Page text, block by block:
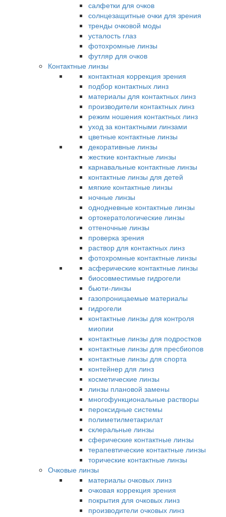
салфетки для очков
солнцезащитные очки для зрения
тренды очковой моды
усталость глаз
фотохромные линзы
футляр для очков
Контактные линзы
контактная коррекция зрения
подбор контактных линз
материалы для контактных линз
производители контактных линз
режим ношения контактных линз
уход за контактными линзами
цветные контактные линзы
декоративные линзы
жесткие контактные линзы
карнавальные контактные линзы
контактные линзы для детей
мягкие контактные линзы
ночные линзы
однодневные контактные линзы
ортокератологические линзы
оттеночные линзы
проверка зрения
раствор для контактных линз
фотохромные контактные линзы
асферические контактные линзы
биосовместимые гидрогели
бьюти-линзы
газопроницаемые материалы
гидрогели
контактные линзы для контроля
миопии
контактные линзы для подростков
контактные линзы для пресбиопов
контактные линзы для спорта
контейнер для линз
косметические линзы
линзы плановой замены
многофункциональные растворы
пероксидные системы
полиметилметакрилат
склеральные линзы
сферические контактные линзы
терапевтические контактные линзы
торические контактные линзы
Очковые линзы
материалы очковых линз
очковая коррекция зрения
покрытия для очковых линз
производители очковых линз